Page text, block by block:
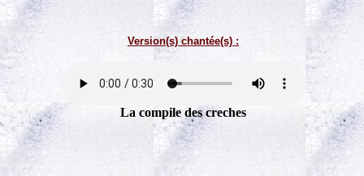
Version(s) chantée(s) :
La compile des creches